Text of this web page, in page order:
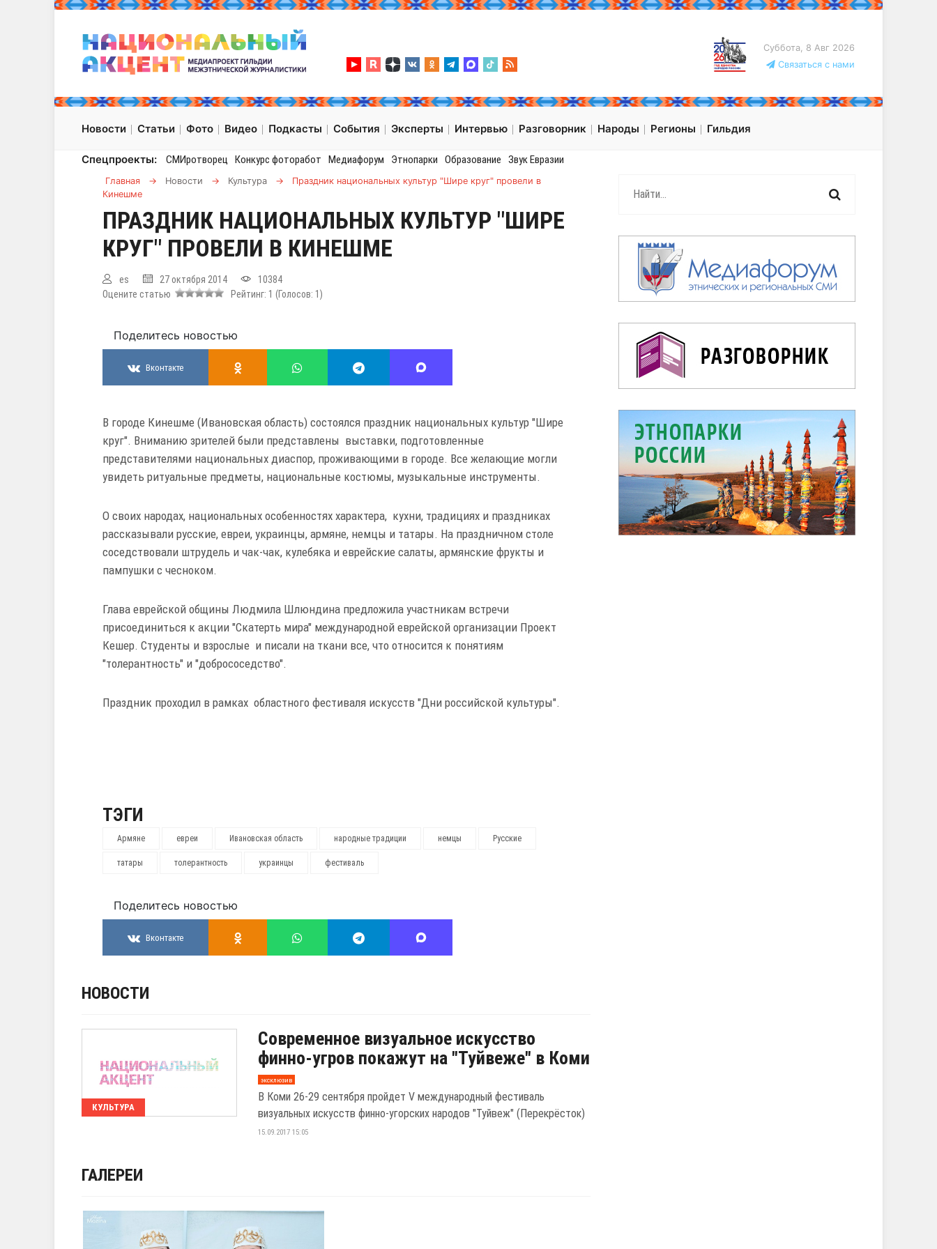
Суббота, 8 Авг 2026
Связаться с нами
Новости Статьи Фото Видео Подкасты События Эксперты Интервью Разговорник Народы Регионы Гильдия
Спецпроекты: СМИротворец Конкурс фоторабот Медиафорум Этнопарки Образование Звук Евразии
Главная → Новости → Культура →
Праздник национальных культур "Шире круг" провели в
Кинешме
ПРАЗДНИК НАЦИОНАЛЬНЫХ КУЛЬТУР "ШИРЕ
КРУГ" ПРОВЕЛИ В КИНЕШМЕ
es 27 октября 2014
10384
Оцените статью
Рейтинг: 1 (Голосов: 1 )
Поделитесь новостью
Вконтакте
В городе Кинешме (Ивановская область) состоялся праздник национальных культур "Шире
круг". Вниманию зрителей были представлены выставки, подготовленные
представителями национальных диаспор, проживающими в городе. Все желающие могли
увидеть ритуальные предметы, национальные костюмы, музыкальные инструменты.
О своих народах, национальных особенностях характера, кухни, традициях и праздниках
рассказывали русские, евреи, украинцы, армяне, немцы и татары. На праздничном столе
соседствовали штрудель и чак-чак, кулебяка и еврейские салаты, армянские фрукты и
пампушки с чесноком.
Глава еврейской общины Людмила Шлюндина предложила участникам встречи
присоединиться к акции "Скатерть мира" международной еврейской организации Проект
Кешер. Студенты и взрослые и писали на ткани все, что относится к понятиям
"толерантность" и "добрососедство".
Праздник проходил в рамках областного фестиваля искусств "Дни российской культуры".
ТЭГИ
Армяне евреи Ивановская область народные традиции немцы Русские
татары толерантность украинцы фестиваль
Поделитесь новостью
Вконтакте
НОВОСТИ
КУЛЬТУРА
Современное визуальное искусство
финно-угров покажут на "Туйвеже" в Коми
эксклюзив
В Коми 26-29 сентября пройдет V международный фестиваль
визуальных искусств финно-угорских народов "Туйвеж" (Перекрёсток)
15.09.2017 15:05
ГАЛЕРЕИ